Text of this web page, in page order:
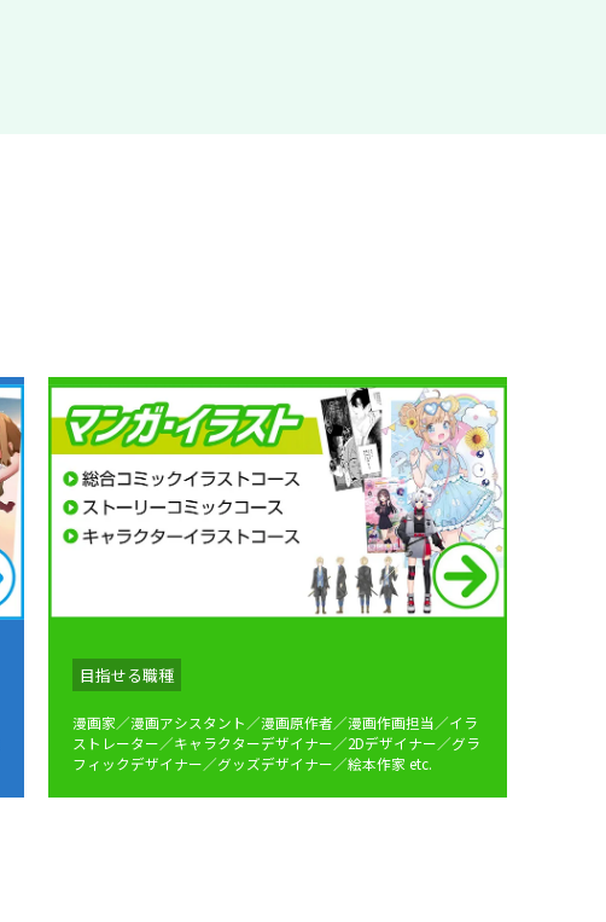
目指せる職種
漫画家／漫画アシスタント／漫画原作者／漫画作画担当／イラ
ストレーター／キャラクターデザイナー／2Dデザイナー／グラ
フィックデザイナー／グッズデザイナー／絵本作家 etc.